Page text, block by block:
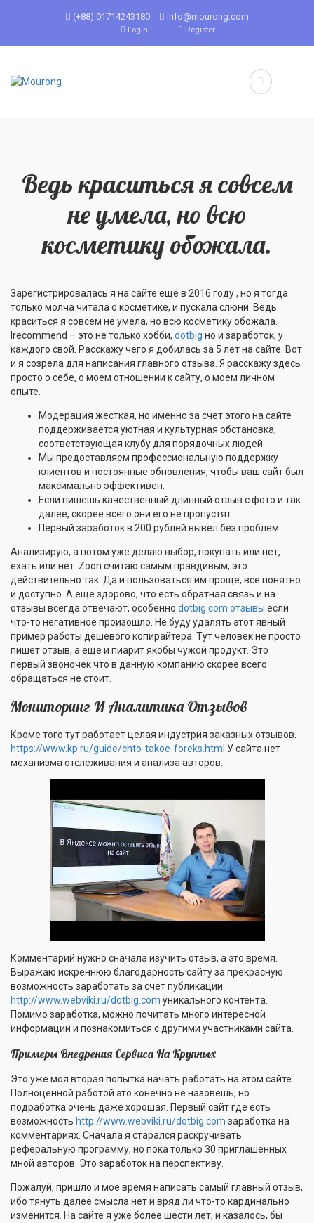
(+88) 01714243180 info@mourong.com
Login Register
Ведь краситься я совсем
не умела, но всю
косметику обожала.
Зарегистрировалась я на сайте ещё в 2016 году , но я тогда
только молча читала о косметике, и пускала слюни. Ведь
краситься я совсем не умела, но всю косметику обожала.
Irecommend – это не только хобби, dotbig но и заработок, у
каждого свой. Расскажу чего я добилась за 5 лет на сайте. Вот
и я созрела для написания главного отзыва. Я расскажу здесь
просто о себе, о моем отношении к сайту, о моем личном
опыте.
Модерация жесткая, но именно за счет этого на сайте
поддерживается уютная и культурная обстановка,
соответствующая клубу для порядочных людей.
Мы предоставляем профессиональную поддержку
клиентов и постоянные обновления, чтобы ваш сайт был
максимально эффективен.
Если пишешь качественный длинный отзыв с фото и так
далее, скорее всего они его не пропустят.
Первый заработок в 200 рублей вывел без проблем.
Анализирую, а потом уже делаю выбор, покупать или нет,
ехать или нет. Zoon считаю самым правдивым, это
действительно так. Да и пользоваться им проще, все понятно
и доступно. А еще здорово, что есть обратная связь и на
отзывы всегда отвечают, особенно dotbig.com отзывы если
что-то негативное произошло. Не буду удалять этот явный
пример работы дешевого копирайтера. Тут человек не просто
пишет отзыв, а еще и пиарит якобы чужой продукт. Это
первый звоночек что в данную компанию скорее всего
обращаться не стоит.
Мониторинг И Аналитика Отзывов
Кроме того тут работает целая индустрия заказных отзывов.
https://www.kp.ru/guide/chto-takoe-foreks.html У сайта нет
механизма отслеживания и анализа авторов.
Комментарий нужно сначала изучить отзыв, а это время.
Выражаю искреннюю благодарность сайту за прекрасную
возможность заработать за счет публикации
http://www.webviki.ru/dotbig.com уникального контента.
Помимо заработка, можно почитать много интересной
информации и познакомиться с другими участниками сайта.
Примеры Внедрения Сервиса На Крупных
Это уже моя вторая попытка начать работать на этом сайте.
Полноценной работой это конечно не назовешь, но
подработка очень даже хорошая. Первый сайт где есть
возможность http://www.webviki.ru/dotbig.com заработка на
комментариях. Сначала я старался раскручивать
реферальную программу, но пока только 30 приглашенных
мной авторов. Это заработок на перспективу.
Пожалуй, пришло и мое время написать самый главный отзыв,
ибо тянуть далее смысла нет и вряд ли что-то кардинально
изменится. На сайте я уже более шести лет, и казалось, бы